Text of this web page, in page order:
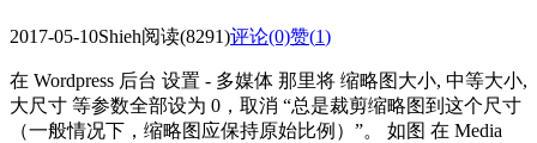
2017-05-10Shieh阅读(8291)评论(0)赞(1)
在 Wordpress 后台 设置 - 多媒体 那里将 缩略图大小, 中等大小,
大尺寸 等参数全部设为 0，取消 “总是裁剪缩略图到这个尺寸
（一般情况下，缩略图应保持原始比例）”。 如图 在 Media